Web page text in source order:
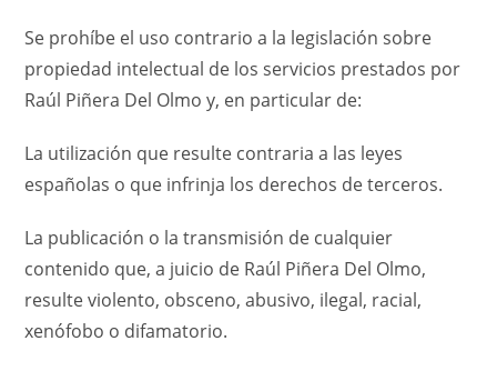
Se prohíbe el uso contrario a la legislación sobre
propiedad intelectual de los servicios prestados por
Raúl Piñera Del Olmo y, en particular de:
La utilización que resulte contraria a las leyes
españolas o que infrinja los derechos de terceros.
La publicación o la transmisión de cualquier
contenido que, a juicio de Raúl Piñera Del Olmo,
resulte violento, obsceno, abusivo, ilegal, racial,
xenófobo o difamatorio.